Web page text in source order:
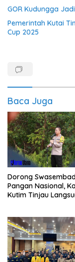
GOR Kudungga
Pemerintah Kutai
Cup 2025
Baca Juga
Dorong
Pangan Nasional,
Kutim Tinjau